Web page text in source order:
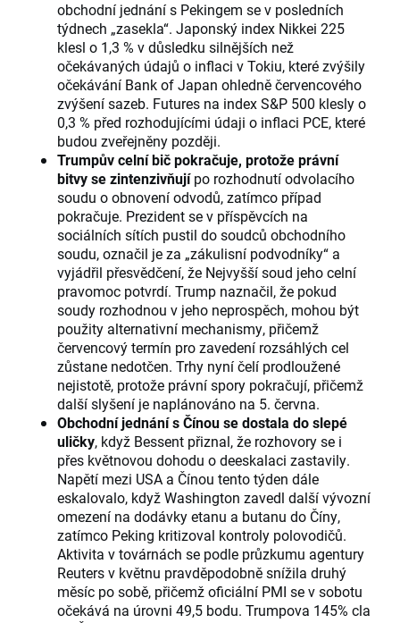
obchodní jednání s Pekingem se v posledních
týdnech „zasekla“. Japonský index Nikkei 225
klesl o 1,3 % v důsledku silnějších než
očekávaných údajů o inflaci v Tokiu, které zvýšily
očekávání Bank of Japan ohledně červencového
zvýšení sazeb. Futures na index S&P 500 klesly o
0,3 % před rozhodujícími údaji o inflaci PCE, které
budou zveřejněny později.
Trumpův celní bič pokračuje, protože právní
bitvy se zintenzivňujípo rozhodnutí odvolacího
soudu o obnovení odvodů, zatímco případ
pokračuje. Prezident se v příspěvcích na
sociálních sítích pustil do soudců obchodního
soudu, označil je za „zákulisní podvodníky“ a
vyjádřil přesvědčení, že Nejvyšší soud jeho celní
pravomoc potvrdí. Trump naznačil, že pokud
soudy rozhodnou v jeho neprospěch, mohou být
použity alternativní mechanismy, přičemž
červencový termín pro zavedení rozsáhlých cel
zůstane nedotčen. Trhy nyní čelí prodloužené
nejistotě, protože právní spory pokračují, přičemž
další slyšení je naplánováno na 5. června.
Obchodní jednání s Čínou se dostala do slepé
uličky, když Bessent přiznal, že rozhovory se i
přes květnovou dohodu o deeskalaci zastavily.
Napětí mezi USA a Čínou tento týden dále
eskalovalo, když Washington zavedl další vývozní
omezení na dodávky etanu a butanu do Číny,
zatímco Peking kritizoval kontroly polovodičů.
Aktivita v továrnách se podle průzkumu agentury
Reuters v květnu pravděpodobně snížila druhý
měsíc po sobě, přičemž oficiální PMI se v sobotu
očekává na úrovni 49,5 bodu. Trumpova 145% cla